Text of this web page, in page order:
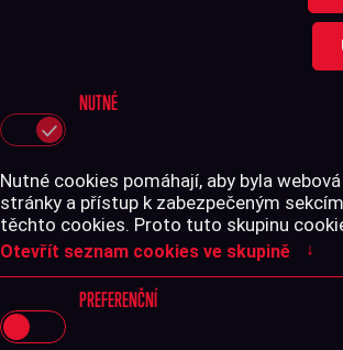
NUTNÉ
Nutné cookies pomáhají, aby byla
stránky a přístup k zabezpečeným
těchto cookies. Proto tuto skupinu
Otevřít seznam cookies ve skupině ↓
PREFERENČNÍ